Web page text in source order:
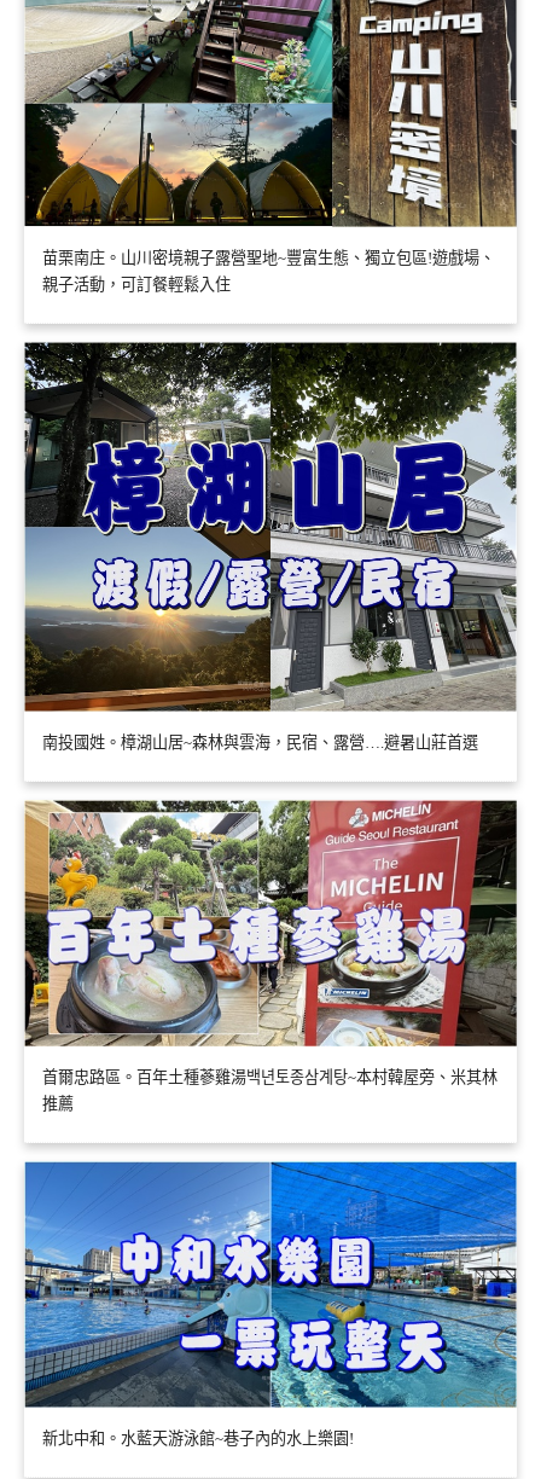
苗栗南庄。山川密境親子露營聖地~豐富生態、獨立包區!遊戲場、
親子活動，可訂餐輕鬆入住
南投國姓。樟湖山居~森林與雲海，民宿、露營….避暑山莊首選
首爾忠路區。百年土種蔘雞湯백년토종삼계탕~本村韓屋旁、米其林
推薦
新北中和。水藍天游泳館~巷子內的水上樂園!